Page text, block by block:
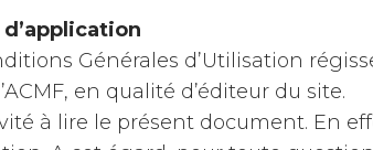
Générales d’Utilisation
en qualité d’éditeur du site.
à lire le présent document. En